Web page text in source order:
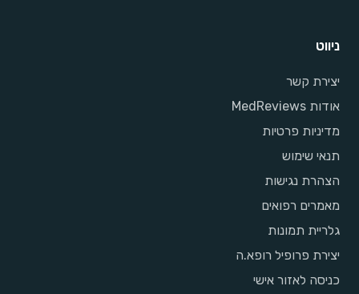
ניווט
יצירת קשר
אודות MedReviews
מדיניות פרטיות
תנאי שימוש
הצהרת נגישות
מאמרים רפואים
גלריית תמונות
יצירת פרופיל רופא.ה
כניסה לאזור אישי